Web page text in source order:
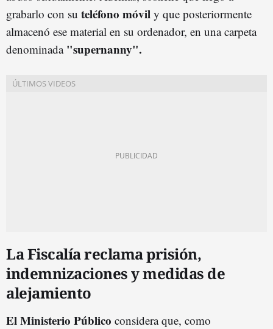
grabarlo con su teléfono móvil y que posteriormente
almacenó ese material en su ordenador, en una carpeta
denominada"supernanny".
La Fiscalía reclama prisión,
indemnizaciones y medidas de
alejamiento
El Ministerio Público considera que, como